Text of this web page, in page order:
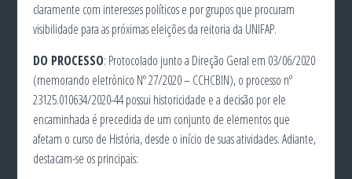
claramente com interesses políticos e por grupos que procuram
visibilidade para as próximas eleições da reitoria da UNIFAP.
DO PROCESSO: Protocolado junto a Direção Geral em 03/06/2020
(memorando eletrônico Nº 27/2020 – CCHCBIN), o processo nº
23125.010634/2020-44 possui historicidade e a decisão por ele
encaminhada é precedida de um conjunto de elementos que
afetam o curso de História, desde o início de suas atividades. Adiante,
destacam-se os principais: